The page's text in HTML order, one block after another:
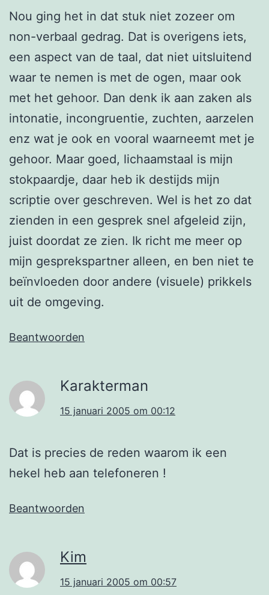
Nou ging het in dat stuk niet zozeer om
non-verbaal gedrag. Dat is overigens iets,
een aspect van de taal, dat niet uitsluitend
waar te nemen is met de ogen, maar ook
met het gehoor. Dan denk ik aan zaken als
intonatie, incongruentie, zuchten, aarzelen
enz wat je ook en vooral waarneemt met je
gehoor. Maar goed, lichaamstaal is mijn
stokpaardje, daar heb ik destijds mijn
scriptie over geschreven. Wel is het zo dat
zienden in een gesprek snel afgeleid zijn,
juist doordat ze zien. Ik richt me meer op
mijn gesprekspartner alleen, en ben niet te
beïnvloeden door andere (visuele) prikkels
uit de omgeving.
Beantwoorden
Karakterman
15 januari 2005 om 00:12
Dat is precies de reden waarom ik een
hekel heb aan telefoneren !
Beantwoorden
Kim
15 januari 2005 om 00:57